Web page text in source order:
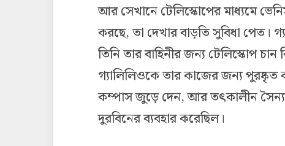
আর সেখানে টেলিস্কোপের মাধ্যমে
করছে, তা দেখার বাড়তি সুবিধা পেত।
তিনি তার বাহিনীর জন্য টেলিস্কোপ
গ্যালিলিওকে তার কাজের জন্য পুরষ্কৃত
কম্পাস জুড়ে দেন, আর তৎকালীন
দুরবিনের ব্যবহার করেছিল।